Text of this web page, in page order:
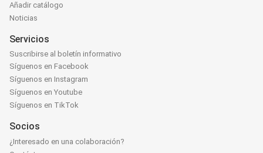
Añadir catálogo
Noticias
Servicios
Suscribirse al boletín informativo
Síguenos en Facebook
Síguenos en Instagram
Síguenos en Youtube
Síguenos en TikTok
Socios
¿Interesado en una colaboración?